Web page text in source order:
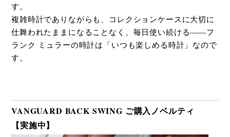
す。
複雑時計でありながらも、コレクションケースに大切に
仕舞われたままになることなく、毎日使い続ける――フ
ランク ミュラーの時計は「いつも楽しめる時計」なので
す。
VANGUARD BACK SWING ご購入ノベルティ
【実施中】